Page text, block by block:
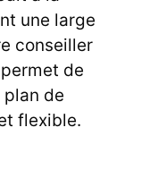
une large
conseiller
de
de
flexible.